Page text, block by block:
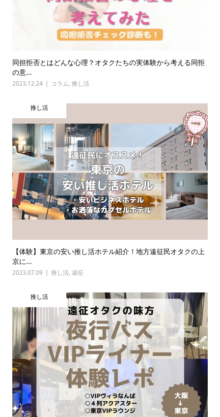
同担拒否とはどんな心理？オタクたちの実体験から考える同拒
の意...
2023.12.24 コラム, 推し活
推し活
【体験】東京の安い推し活ホテル紹介！地方遠征民オタクの上
京に...
2023.07.09 推し活, 遠征
推し活